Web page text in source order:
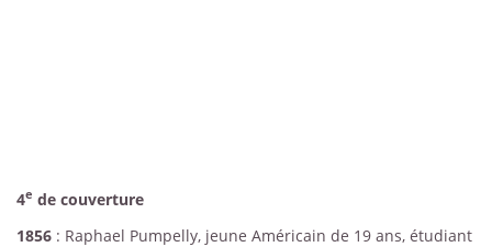
4e de couverture
1856 : Raphael Pumpelly, jeune Américain de 19 ans, étudiant